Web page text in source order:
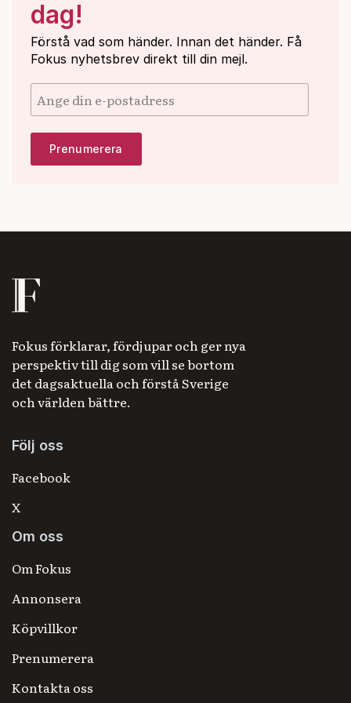
dag!
Förstå vad som händer. Innan det händer. Få
Fokus nyhetsbrev direkt till din mejl.
Fokus förklarar, fördjupar och ger nya
perspektiv till dig som vill se bortom
det dagsaktuella och förstå Sverige
och världen bättre.
Följ oss
Facebook
X
Om oss
Om Fokus
Annonsera
Köpvillkor
Prenumerera
Kontakta oss